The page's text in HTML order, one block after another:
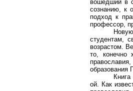
вошедший в
сознанию, к
подход к
профессор,
студентам,
возрастом.
то, конечно
образования
ой. Как